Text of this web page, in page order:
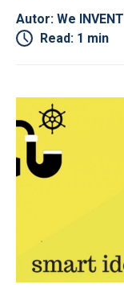
Autor: We INVENT
Read: 1 min